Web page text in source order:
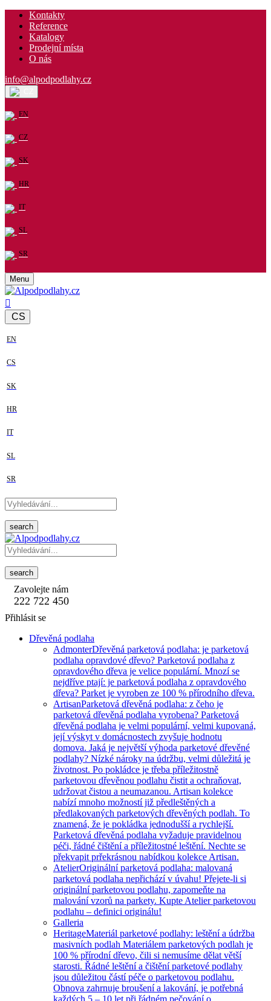
Kontakty
Reference
Katalogy
Prodejní místa
O nás
info@alpodpodlahy.cz
EN
CZ
SK
HR
IT
SL
SR
Menu
CS
EN
CS
SK
HR
IT
SL
SR
search
search
Zavolejte nám
222 722 450
Přihlásit se
Dřevěná podlaha
AdmonterDřevěná parketová podlaha: je parketová
podlaha opravdové dřevo? Parketová podlaha z
opravdového dřeva je velice populární. Mnozí se
nejdříve ptají: je parketová podlaha z opravdového
dřeva? Parket je vyroben ze 100 % přírodního dřeva.
ArtisanParketová dřevěná podlaha: z čeho je
parketová dřevěná podlaha vyrobena? Parketová
dřevěná podlaha je velmi populární, velmi kupovaná,
její výskyt v domácnostech zvyšuje hodnotu
domova. Jaká je největší výhoda parketové dřevěné
podlahy? Nízké nároky na údržbu, velmi důležitá je
životnost. Po pokládce je třeba příležitostně
parketovou dřevěnou podlahu čistit a ochraňovat,
udržovat čistou a neumazanou. Artisan kolekce
nabízí mnoho možností již předleštěných a
předlakovaných parketových dřevěných podlah. To
znamená, že je pokládka jednodušší a rychlejší.
Parketová dřevěná podlaha vyžaduje pravidelnou
péči, řádné čištění a příležitostné leštění. Nechte se
překvapit prřekrásnou nabídkou kolekce Artisan.
AtelierOriginální parketová podlaha: malovaná
parketová podlaha nepřichází v úvahu! Přejete-li si
originální parketovou podlahu, zapomeňte na
malování vzorů na parkety. Kupte Atelier parketovou
podlahu – definici originálu!
Galleria
HeritageMateriál parketové podlahy: leštění a údržba
masivních podlah Materiálem parketových podlah je
100 % přírodní dřevo, čili si nemusíme dělat větší
starosti. Řádné leštění a čištění parketové podlahy
jsou důležitou částí péče o parketovou podlahu.
Obnova zahrnuje broušení a lakování, je potřebná
každých 5 – 10 let při řádném pečování o